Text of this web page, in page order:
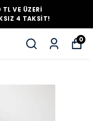
VE ÜZERI
4 TAKSIT!
0